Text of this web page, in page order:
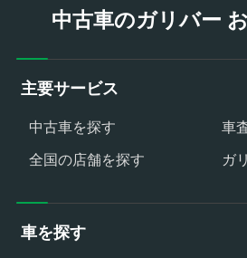
中古車のガリバー
主要サービス
中古車を探す
車
全国の店舗を探す
ガ
車を探す